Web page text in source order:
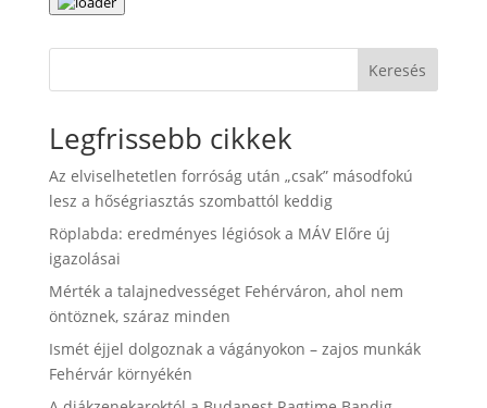
Keresés
Legfrissebb cikkek
Az elviselhetetlen forróság után „csak” másodfokú
lesz a hőségriasztás szombattól keddig
Röplabda: eredményes légiósok a MÁV Előre új
igazolásai
Mérték a talajnedvességet Fehérváron, ahol nem
öntöznek, száraz minden
Ismét éjjel dolgoznak a vágányokon – zajos munkák
Fehérvár környékén